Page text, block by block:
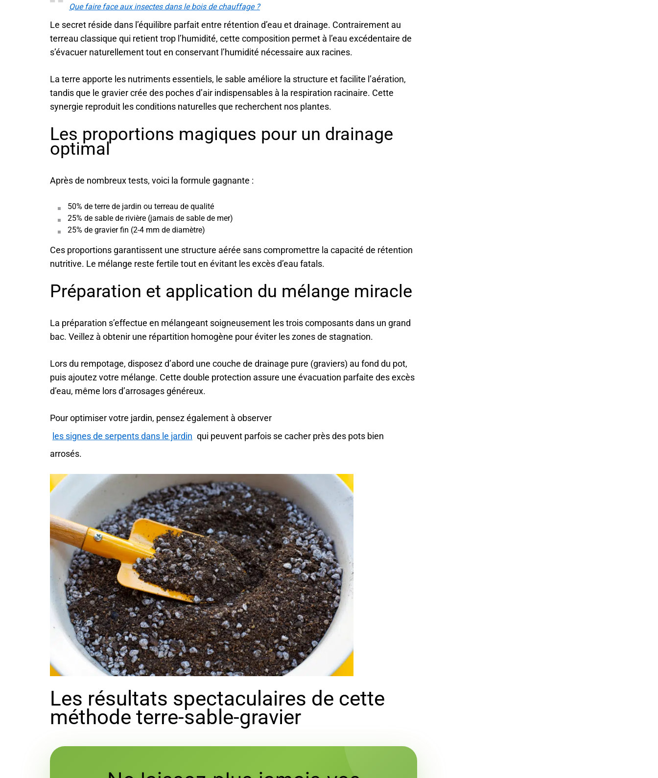
Que faire face aux insectes dans le bois de chauffage ?
Le secret réside dans l’équilibre parfait entre rétention d’eau et drainage. Contrairement au
terreau classique qui retient trop l’humidité, cette composition permet à l’eau excédentaire de
s’évacuer naturellement tout en conservant l’humidité nécessaire aux racines.
La terre apporte les nutriments essentiels, le sable améliore la structure et facilite l’aération,
tandis que le gravier crée des poches d’air indispensables à la respiration racinaire. Cette
synergie reproduit les conditions naturelles que recherchent nos plantes.
Les proportions magiques pour un drainage
optimal
Après de nombreux tests, voici la formule gagnante :
50% de terre de jardin ou terreau de qualité
25% de sable de rivière (jamais de sable de mer)
25% de gravier fin (2-4 mm de diamètre)
Ces proportions garantissent une structure aérée sans compromettre la capacité de rétention
nutritive. Le mélange reste fertile tout en évitant les excès d’eau fatals.
Préparation et application du mélange miracle
La préparation s’effectue en mélangeant soigneusement les trois composants dans un grand
bac. Veillez à obtenir une répartition homogène pour éviter les zones de stagnation.
Lors du rempotage, disposez d’abord une couche de drainage pure (graviers) au fond du pot,
puis ajoutez votre mélange. Cette double protection assure une évacuation parfaite des excès
d’eau, même lors d’arrosages généreux.
Pour optimiser votre jardin, pensez également à observer
les signes de serpents dans le jardin qui peuvent parfois se cacher près des pots bien
arrosés.
Les résultats spectaculaires de cette
méthode terre-sable-gravier